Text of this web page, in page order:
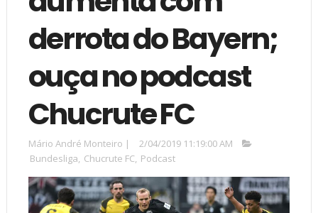
derrota do Bayern;
ouça no podcast
Chucrute FC
Mário André Monteiro |
2/04/2019 11:19:00 AM
Bundesliga, Chucrute FC, Podcast